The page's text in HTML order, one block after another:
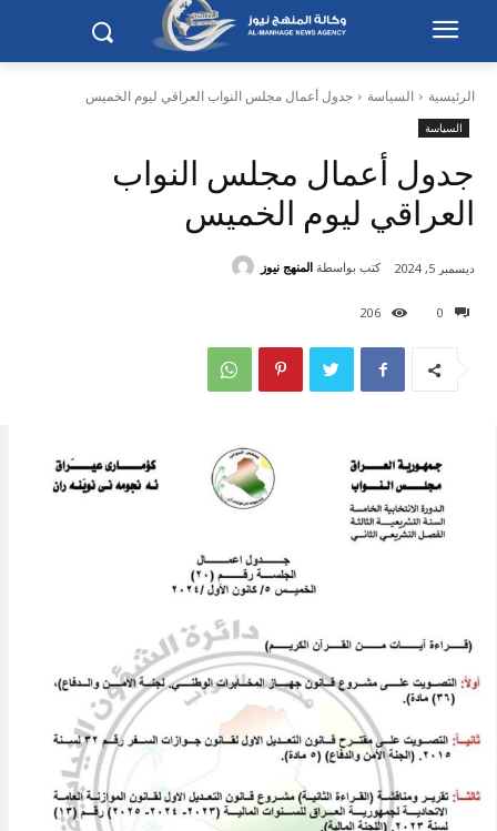
الرئيسية السياسة جدول أعمال مجلس النواب العراقي ليوم الخميس
السياسة
جدول أعمال مجلس النواب
العراقي ليوم الخميس
0
206
ديسمبر 5, 2024 كتب بواسطة المنهج نيوز